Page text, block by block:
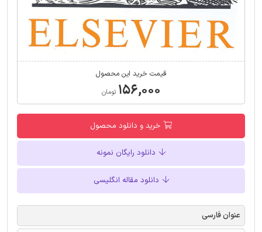
قیمت خرید این محصول
۱۵۶,۰۰۰ تومان
خرید و دانلود محصول
دانلود رایگان نمونه
دانلود مقاله انگلیسی
عنوان فارسی